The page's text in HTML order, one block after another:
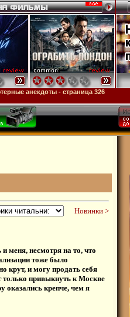
- страница 326
Новинки >
меня, несмотря на то, что
тоже было
крут, и могу продать себя
только привыкнуть к Москве
оказались крепче, чем я